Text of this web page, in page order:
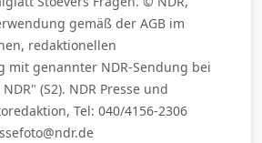
gemäß der AGB im
redaktionellen
mit genannter NDR-Sendung bei
(S2). NDR Presse und
Tel: 040/4156-2306